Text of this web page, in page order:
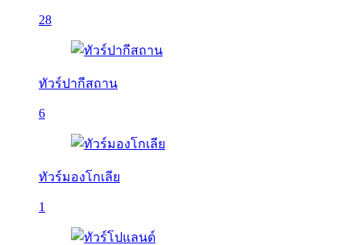
28
ทัวร์ปากีสถาน
6
ทัวร์มองโกเลีย
1